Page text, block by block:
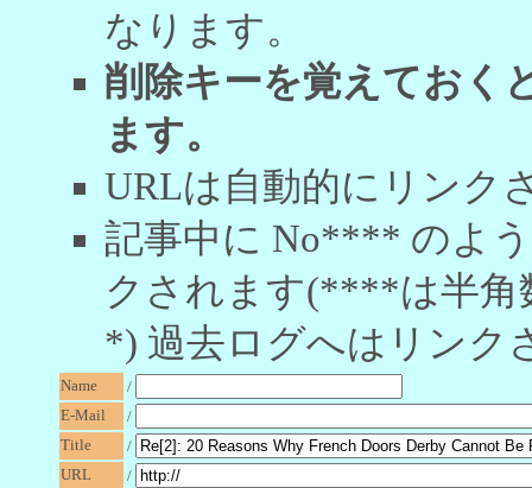
なります。
削除キーを覚えておく
ます。
URLは自動的にリンク
記事中に No**** のよ
クされます(****は半角
*) 過去ログへはリンク
Name
/
E-Mail
/
Title
/
URL
/